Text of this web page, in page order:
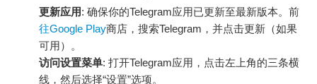
更新应用: 确保你的Telegram应用已更新至最新版本。前
往Google Play商店，搜索Telegram，并点击更新（如果
可用）。
访问设置菜单: 打开Telegram应用，点击左上角的三条横
线，然后选择“设置”选项。